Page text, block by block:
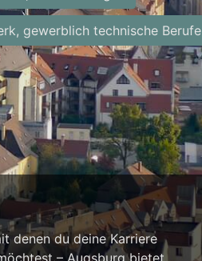
gewerblich technische Berufe
denen du deine Karriere